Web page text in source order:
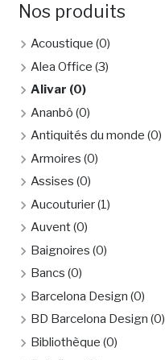
Nos produits
Acoustique (0)
Alea Office (3)
Alivar (0)
Ananbô (0)
Antiquités du monde (0)
Armoires (0)
Assises (0)
Aucouturier(1)
Auvent(0)
Baignoires (0)
Bancs (0)
Barcelona Design (0)
BD Barcelona Design (0)
Bibliothèque (0)